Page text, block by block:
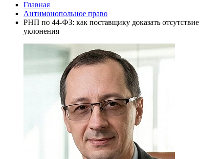
Главная
Антимонопольное право
РНП по 44-ФЗ: как поставщику доказать отсутствие
уклонения